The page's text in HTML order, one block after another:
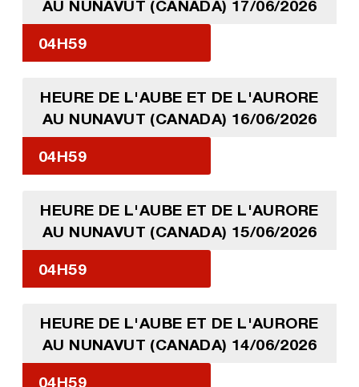
AU NUNAVUT (CANADA) 17/06/2026
04H59
HEURE DE L'AUBE ET DE L'AURORE
AU NUNAVUT (CANADA) 16/06/2026
04H59
HEURE DE L'AUBE ET DE L'AURORE
AU NUNAVUT (CANADA) 15/06/2026
04H59
HEURE DE L'AUBE ET DE L'AURORE
AU NUNAVUT (CANADA) 14/06/2026
04H59